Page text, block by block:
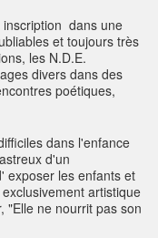
inscription dans une
et toujours très
les N.D.E.
divers dans des
poétiques,
dans l'enfance
d'un
exposer les enfants et
artistique
"Elle ne nourrit pas son